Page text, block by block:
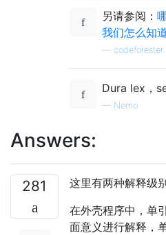
另请参阅：
我们怎么知
codeforester
Dura lex，
— Nemo
Answers:
281
这里有两种解释级
在外壳程序中，单
面意义进行解释，